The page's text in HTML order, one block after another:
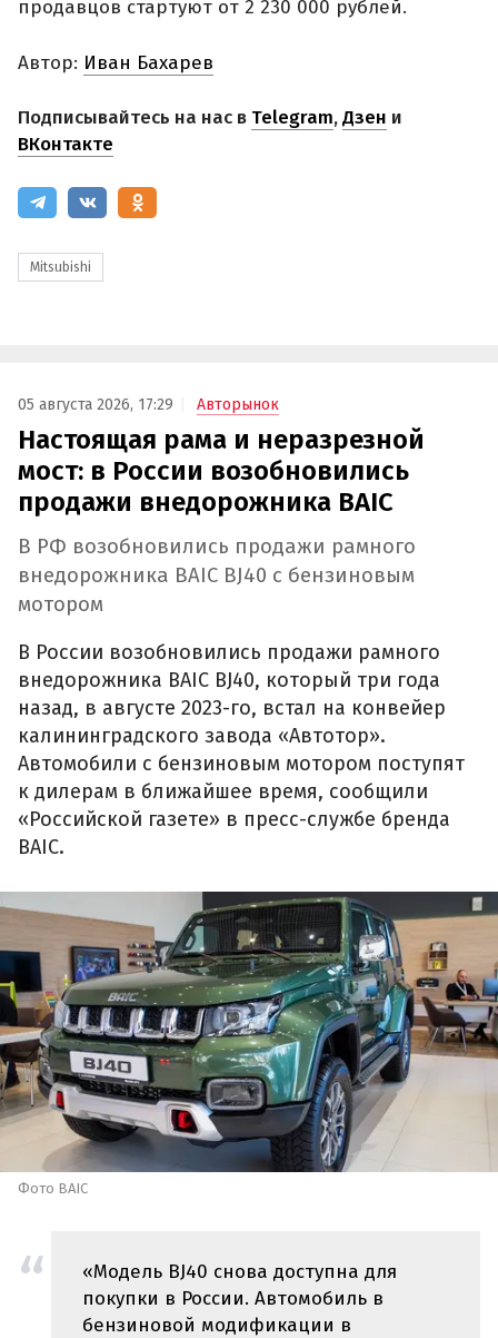
продавцов стартуют от 2 230 000 рублей.
Автор: Иван Бахарев
Подписывайтесь на нас в Telegram,Дзен и
ВКонтакте
Mitsubishi
05 августа 2026, 17:29 Авторынок
Настоящая рама и неразрезной
мост: в России возобновились
продажи внедорожника BAIC
В РФ возобновились продажи рамного
внедорожника BAIC BJ40 с бензиновым
мотором
В России возобновились продажи рамного
внедорожника BAIC BJ40, который три года
назад, в августе 2023-го, встал на конвейер
калининградского завода «Автотор».
Автомобили с бензиновым мотором поступят
к дилерам в ближайшее время, сообщили
«Российской газете» в пресс-службе бренда
BAIC.
Фото BAIC
«Модель BJ40 снова доступна для
покупки в России. Автомобиль в
бензиновой модификации в